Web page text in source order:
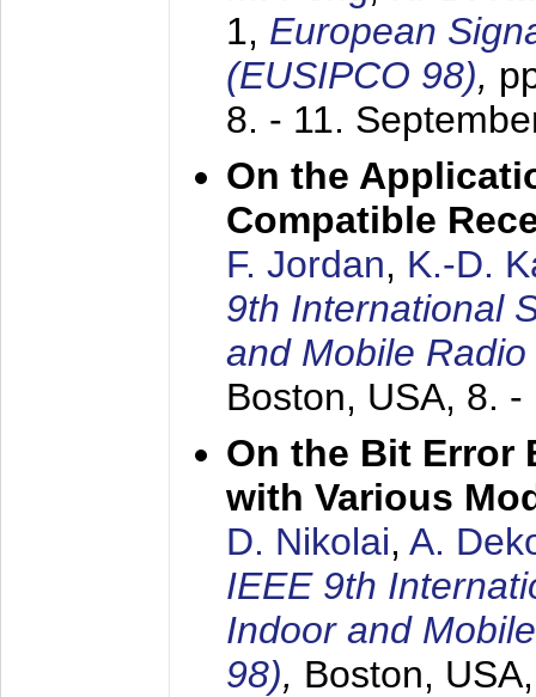
1, European
(EUSIPCO 98),
8. - 11.
On the
Compatible
F. Jordan, K.-D.
9th International
and Mobile
Boston, USA, 8. -
On the Bit Error
with Various
D. Nikolai, A.
IEEE 9th
Indoor and
98), Boston,